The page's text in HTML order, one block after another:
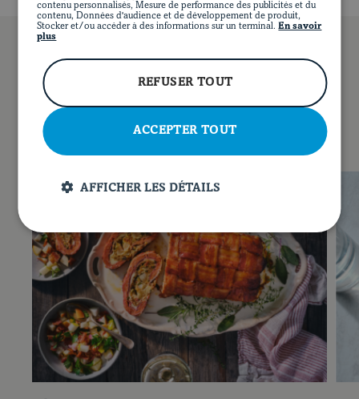
EN
VOUS POURRIEZ AUSSI AIMER…
contenu personnalisés, Mesure de performance des publicités et du
contenu, Données d'audience et de développement de produit,
Stocker et/ou accéder à des informations sur un terminal. En savoir
plus
ACCEPTER TOUT
REFUSER TOUT
AFFICHER LES DÉTAILS